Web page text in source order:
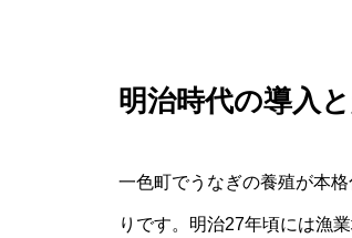
明治時代の導入
一色町でうなぎの養殖が本
りです。明治27年頃には漁